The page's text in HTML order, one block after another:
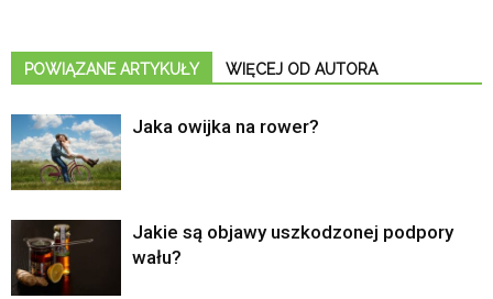
POWIĄZANE ARTYKUŁY WIĘCEJ OD AUTORA
Jaka owijka na rower?
Jakie są objawy uszkodzonej podpory
wału?